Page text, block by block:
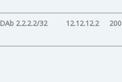
DAb 2.2.2.2/32 12.12.12.2 200